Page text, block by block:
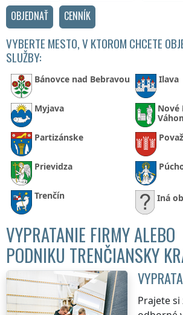
OBJEDNAŤ
CENNÍK
VYBERTE MESTO, V KTOROM CHCETE
SLUŽBY:
Bánovce nad Bebravou Ilava
Myjava
Nové
Partizánske
Prievidza
Trenčín Iná
VYPRATANIE FIRMY ALEBO
PODNIKU TRENČIANSKY
Prajete